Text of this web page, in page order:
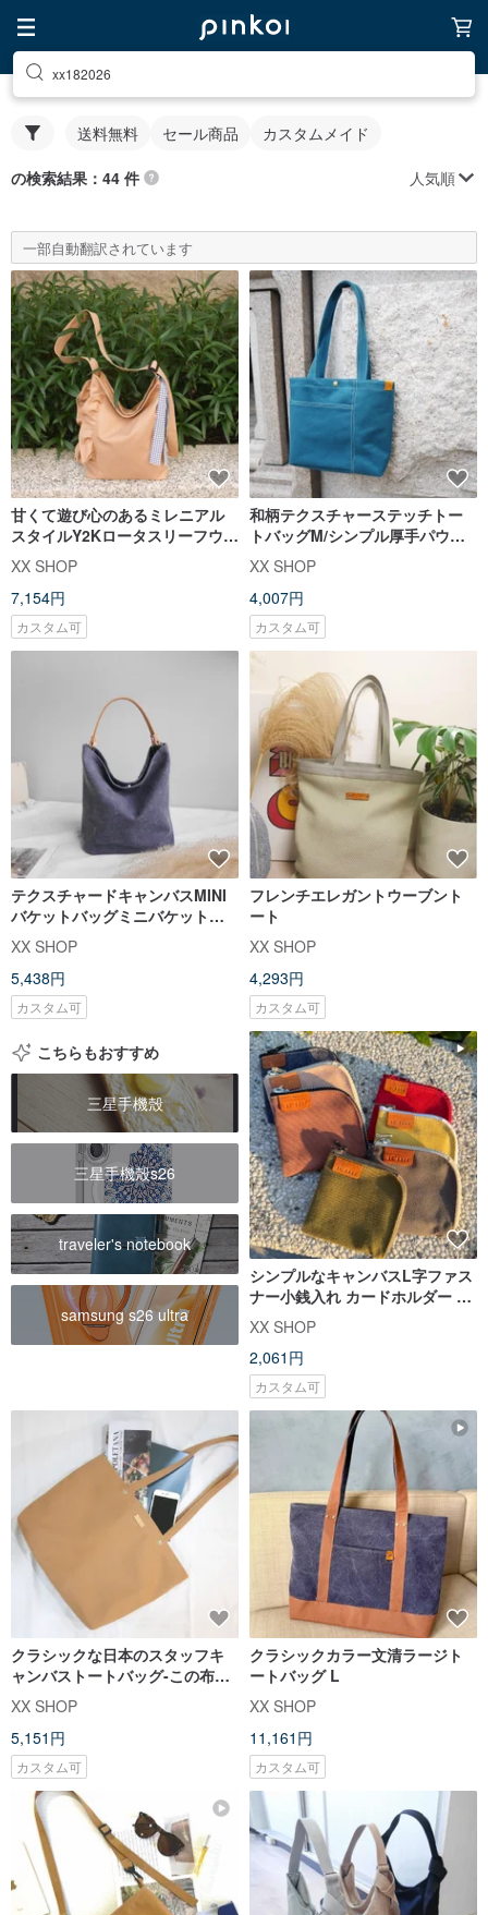
xx182026
送料無料 セール商品 カスタムメイド
の検索結果：44 件 人気順
一部自動翻訳されています
甘くて遊び心のあるミレニアル
スタイルY2Kロータスリーフウェ
ーブデザインキャンバスバッグ
XX SHOP
7,154円
カスタム可
和柄テクスチャーステッチトー
トバッグM/シンプル厚手パウン
ド/台湾キャンバス/ニッチレトロ/
携帯トートバッグ
XX SHOP
4,007円
カスタム可
テクスチャードキャンバスMINI
バケットバッグミニバケットバ
ッグ
XX SHOP
5,438円
カスタム可
フレンチエレガントウーブント
ート
XX SHOP
4,293円
カスタム可
こちらもおすすめ
三星手機殼
三星手機殼s26
traveler's notebook
samsung s26 ultra
シンプルなキャンバスL字ファス
ナー小銭入れ カードホルダー 小
さな財布 多機能収納バッグ
XX SHOP
2,061円
カスタム可
クラシックな日本のスタッフキ
ャンバストートバッグ-この布バ
ッグ
XX SHOP
5,151円
カスタム可
クラシックカラー文清ラージト
ートバッグ L
XX SHOP
11,161円
カスタム可